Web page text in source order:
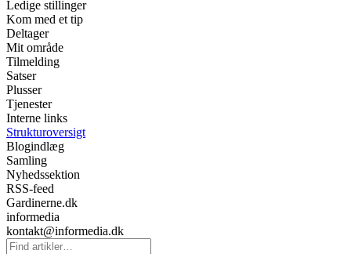
Ledige stillinger
Kom med et tip
Deltager
Mit område
Tilmelding
Satser
Plusser
Tjenester
Interne links
Strukturoversigt
Blogindlæg
Samling
Nyhedssektion
RSS-feed
Gardinerne.dk
informedia
kontakt@informedia.dk